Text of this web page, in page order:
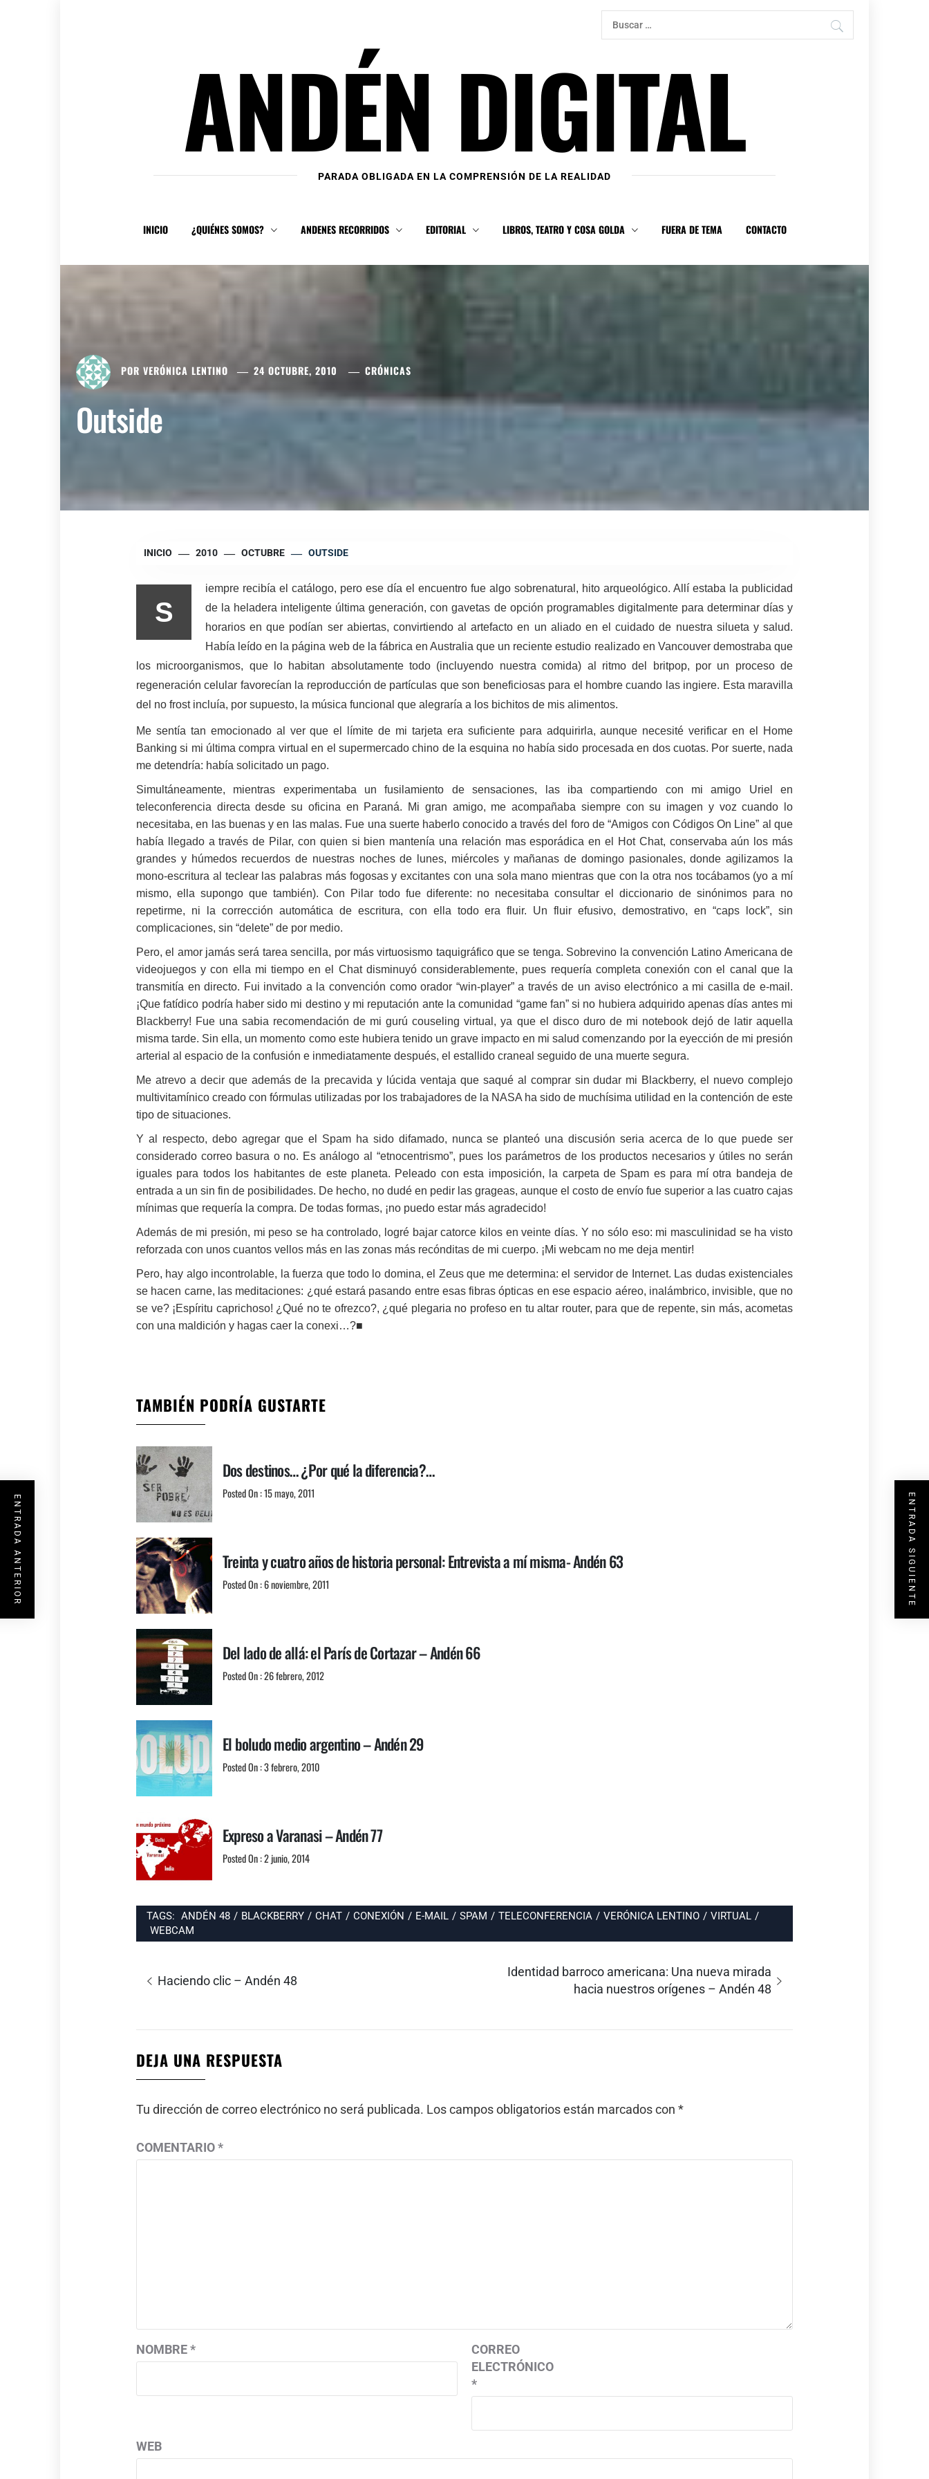
Buscar:
ANDÉN DIGITAL
PARADA OBLIGADA EN LA COMPRENSIÓN DE LA REALIDAD
INICIO ¿QUIÉNES SOMOS? ANDENES RECORRIDOS EDITORIAL LIBROS, TEATRO Y COSA GOLDA FUERA DE TEMA CONTACTO
POR VERÓNICA LENTINO 24 OCTUBRE, 2010 CRÓNICAS
Outside
INICIO 2010 OCTUBRE OUTSIDE
S
iempre recibía el catálogo, pero ese día el encuentro fue algo sobrenatural, hito arqueológico. Allí estaba la publicidad
de la heladera inteligente última generación, con gavetas de opción programables digitalmente para determinar días y
horarios en que podían ser abiertas, convirtiendo al artefacto en un aliado en el cuidado de nuestra silueta y salud.
Había leído en la página web de la fábrica en Australia que un reciente estudio realizado en Vancouver demostraba que
los microorganismos, que lo habitan absolutamente todo (incluyendo nuestra comida) al ritmo del britpop, por un proceso de
regeneración celular favorecían la reproducción de partículas que son beneficiosas para el hombre cuando las ingiere. Esta maravilla
del no frost incluía, por supuesto, la música funcional que alegraría a los bichitos de mis alimentos.
Me sentía tan emocionado al ver que el límite de mi tarjeta era suficiente para adquirirla, aunque necesité verificar en el Home
Banking si mi última compra virtual en el supermercado chino de la esquina no había sido procesada en dos cuotas. Por suerte, nada
me detendría: había solicitado un pago.
Simultáneamente, mientras experimentaba un fusilamiento de sensaciones, las iba compartiendo con mi amigo Uriel en
teleconferencia directa desde su oficina en Paraná. Mi gran amigo, me acompañaba siempre con su imagen y voz cuando lo
necesitaba, en las buenas y en las malas. Fue una suerte haberlo conocido a través del foro de “Amigos con Códigos On Line” al que
había llegado a través de Pilar, con quien si bien mantenía una relación mas esporádica en el Hot Chat, conservaba aún los más
grandes y húmedos recuerdos de nuestras noches de lunes, miércoles y mañanas de domingo pasionales, donde agilizamos la
mono-escritura al teclear las palabras más fogosas y excitantes con una sola mano mientras que con la otra nos tocábamos (yo a mí
mismo, ella supongo que también). Con Pilar todo fue diferente: no necesitaba consultar el diccionario de sinónimos para no
repetirme, ni la corrección automática de escritura, con ella todo era fluir. Un fluir efusivo, demostrativo, en “caps lock”, sin
complicaciones, sin “delete” de por medio.
Pero, el amor jamás será tarea sencilla, por más virtuosismo taquigráfico que se tenga. Sobrevino la convención Latino Americana de
videojuegos y con ella mi tiempo en el Chat disminuyó considerablemente, pues requería completa conexión con el canal que la
transmitía en directo. Fui invitado a la convención como orador “win-player” a través de un aviso electrónico a mi casilla de e-mail.
¡Que fatídico podría haber sido mi destino y mi reputación ante la comunidad “game fan” si no hubiera adquirido apenas días antes mi
Blackberry! Fue una sabia recomendación de mi gurú couseling virtual, ya que el disco duro de mi notebook dejó de latir aquella
misma tarde. Sin ella, un momento como este hubiera tenido un grave impacto en mi salud comenzando por la eyección de mi presión
arterial al espacio de la confusión e inmediatamente después, el estallido craneal seguido de una muerte segura.
Me atrevo a decir que además de la precavida y lúcida ventaja que saqué al comprar sin dudar mi Blackberry, el nuevo complejo
multivitamínico creado con fórmulas utilizadas por los trabajadores de la NASA ha sido de muchísima utilidad en la contención de este
tipo de situaciones.
Y al respecto, debo agregar que el Spam ha sido difamado, nunca se planteó una discusión seria acerca de lo que puede ser
considerado correo basura o no. Es análogo al “etnocentrismo”, pues los parámetros de los productos necesarios y útiles no serán
iguales para todos los habitantes de este planeta. Peleado con esta imposición, la carpeta de Spam es para mí otra bandeja de
entrada a un sin fin de posibilidades. De hecho, no dudé en pedir las grageas, aunque el costo de envío fue superior a las cuatro cajas
mínimas que requería la compra. De todas formas, ¡no puedo estar más agradecido!
Además de mi presión, mi peso se ha controlado, logré bajar catorce kilos en veinte días. Y no sólo eso: mi masculinidad se ha visto
reforzada con unos cuantos vellos más en las zonas más recónditas de mi cuerpo. ¡Mi webcam no me deja mentir!
Pero, hay algo incontrolable, la fuerza que todo lo domina, el Zeus que me determina: el servidor de Internet. Las dudas existenciales
se hacen carne, las meditaciones: ¿qué estará pasando entre esas fibras ópticas en ese espacio aéreo, inalámbrico, invisible, que no
se ve? ¡Espíritu caprichoso! ¿Qué no te ofrezco?, ¿qué plegaria no profeso en tu altar router, para que de repente, sin más, acometas
con una maldición y hagas caer la conexi…?■
TAMBIÉN PODRÍA GUSTARTE
Dos destinos… ¿Por qué la diferencia?…
Posted On : 15 mayo, 2011
Treinta y cuatro años de historia personal: Entrevista a mí misma- Andén 63
Posted On : 6 noviembre, 2011
Del lado de allá: el París de Cortazar – Andén 66
Posted On : 26 febrero, 2012
El boludo medio argentino – Andén 29
Posted On : 3 febrero, 2010
Expreso a Varanasi – Andén 77
Posted On : 2 junio, 2014
TAGS: ANDÉN 48 / BLACKBERRY / CHAT / CONEXIÓN / E-MAIL / SPAM / TELECONFERENCIA / VERÓNICA LENTINO / VIRTUAL /
WEBCAM
de
Entrada
Haciendo clic – Andén 48
Entrada
Identidad barroco americana: Una nueva mirada
hacia nuestros orígenes – Andén 48
ENTRADA ANTERIOR ENTRADA SIGUIENTE
DEJA UNA RESPUESTA
Tu dirección de correo electrónico no será publicada. Los campos obligatorios están marcados con *
COMENTARIO*
NOMBRE*
CORREO
ELECTRÓNICO
*
WEB